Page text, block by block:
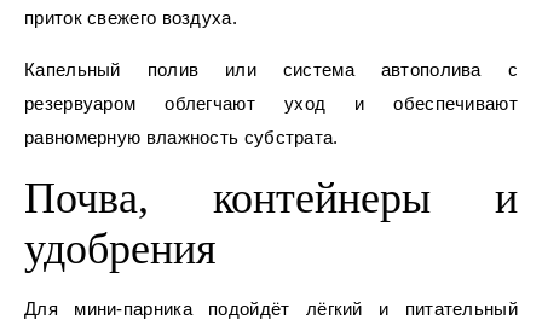
приток свежего воздуха.
Капельный полив или система автополива с
резервуаром облегчают уход и обеспечивают
равномерную влажность субстрата.
Почва, контейнеры и
удобрения
Для мини-парника подойдёт лёгкий и питательный